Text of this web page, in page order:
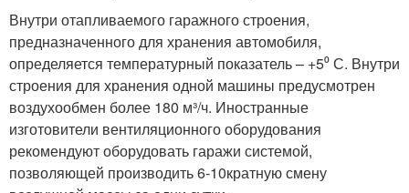
Внутри отапливаемого гаражного строения,
предназначенного для хранения автомобиля,
определяется температурный показатель – +5⁰ С. Внутри
строения для хранения одной машины предусмотрен
воздухообмен более 180 м³/ч. Иностранные
изготовители вентиляционного оборудования
рекомендуют оборудовать гаражи системой,
позволяющей производить 6-10кратную смену